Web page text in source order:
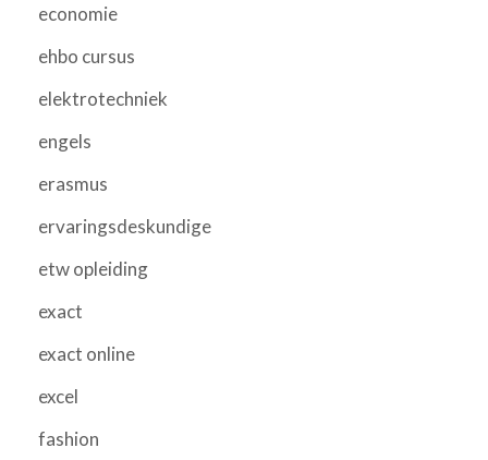
economie
ehbo cursus
elektrotechniek
engels
erasmus
ervaringsdeskundige
etw opleiding
exact
exact online
excel
fashion